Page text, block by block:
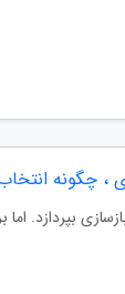
، چگونه
بپردازد.